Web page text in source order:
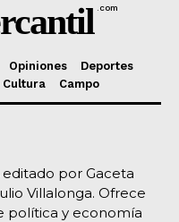
.com
Opiniones
Deportes
Cultura Campo
por Gaceta
Villalonga. Ofrece
política y economía